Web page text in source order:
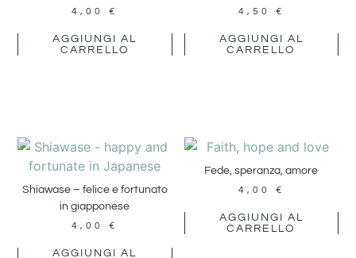
4,00€
AGGIUNGI AL
CARRELLO
4,50 €
AGGIUNGI AL
CARRELLO
Shiawase – felice e fortunato
in giapponese
4,00€
AGGIUNGI AL
Fede, speranza, amore
4,00 €
AGGIUNGI AL
CARRELLO